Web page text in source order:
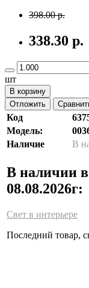
398.00 р.
338.30 р.
шт
В корзину
Отложить
Код
Модель:
Наличие
В
В наличии в
08.08.2026г:
Свет в интерьере
Последний товар,